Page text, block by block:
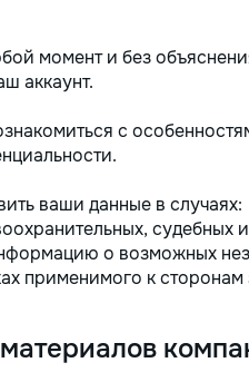
момент и без
аккаунт.
с
ваши данные в случаях:
судебных
о возможных
применимого к сторонам